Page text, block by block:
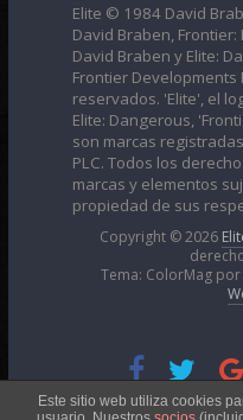
Elite © 1984 David
David Braben,
David Braben y Elite:
Frontier Developments
reservados. 'Elite', el
Elite: Dangerous,
son marcas
PLC. Todos los
marcas y elementos
propiedad de sus
Copyright © 2026
Tema: ColorMag por
Esta obra está
Este sitio web utiliza cookies